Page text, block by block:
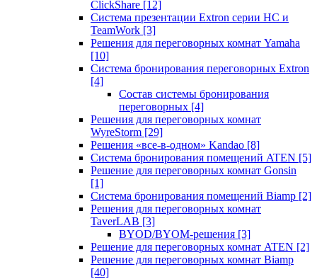
ClickShare [12]
Система презентации Extron серии HC и
TeamWork [3]
Решения для переговорных комнат Yamaha
[10]
Система бронирования переговорных Extron
[4]
Состав системы бронирования
переговорных [4]
Решения для переговорных комнат
WyreStorm [29]
Решения «все-в-одном» Kandao [8]
Система бронирования помещений ATEN [5]
Решение для переговорных комнат Gonsin
[1]
Система бронирования помещений Biamp [2]
Решения для переговорных комнат
TaverLAB [3]
BYOD/BYOM-решения [3]
Решение для переговорных комнат ATEN [2]
Решение для переговорных комнат Biamp
[40]